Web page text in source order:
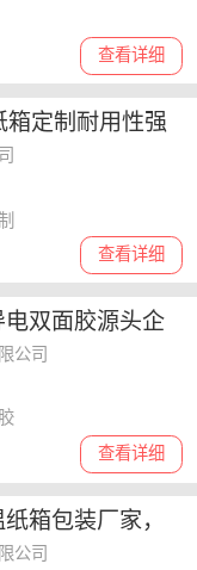
查看详细
箱定制耐用性强
口碑哪家好
查看详细
双面胶源头企
采购提供参考
公司
查看详细
箱包装厂家，
合理
公司